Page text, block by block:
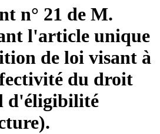
n° 21 de M.
l'article unique
de loi visant à
du droit
d'éligibilité